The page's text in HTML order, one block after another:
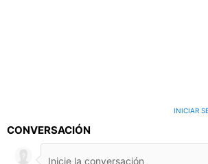
CONVERSACIÓN
INICIAR